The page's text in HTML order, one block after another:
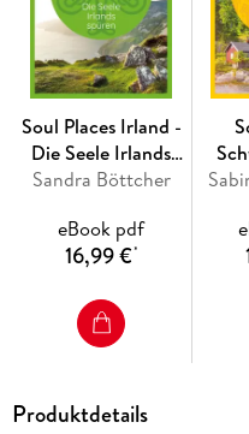
Soul Places: Inspirierend,
How Verlag
Soul Places Irland -
Die Seele Irlands
spüren
Sandra Böttcher
eBook pdf
16,99 €*
Produktdetails